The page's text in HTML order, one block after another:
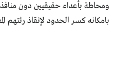
ومحاطة بأعداء حقيقيين دون
بامكانه كسر الحدود لإنقاذ رئتهم